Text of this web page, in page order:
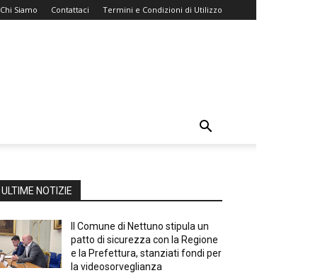
Chi Siamo Contattaci Termini e Condizioni di Utilizzo
ULTIME NOTIZIE
Il Comune di Nettuno stipula un
patto di sicurezza con la Regione
e la Prefettura, stanziati fondi per
la videosorveglianza